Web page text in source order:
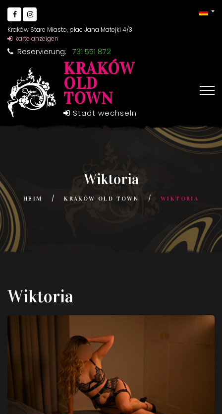
Kraków Stare Miasto, plac Jana Matejki 4/3
karte anzeigen
Reservierung: 731 551 872
KRAKÓW
OLD
TOWN
Stadt wechseln
Wiktoria
HEIM KRAKÓW OLD TOWN WIKTORIA
Wiktoria